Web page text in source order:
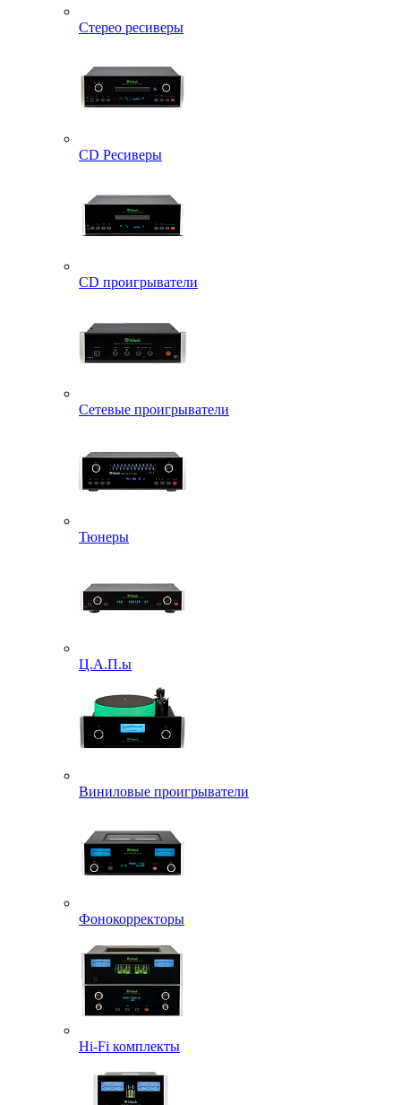
Стерео ресиверы
CD Ресиверы
CD проигрыватели
Сетевые проигрыватели
Тюнеры
Ц.А.П.ы
Виниловые проигрыватели
Фонокорректоры
Hi-Fi комплекты